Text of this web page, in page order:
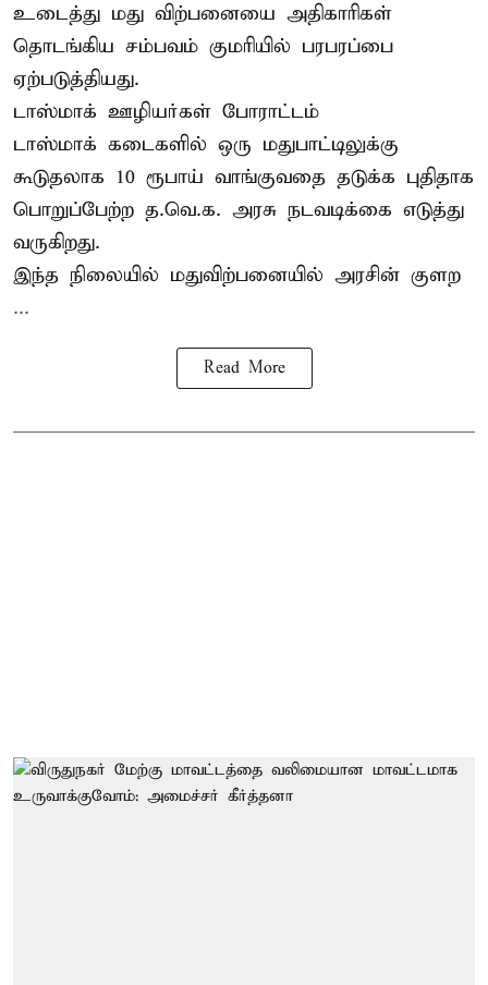
உடைத்து மது விற்பனையை அதிகாரிகள்
தொடங்கிய சம்பவம் குமரியில் பரபரப்பை
ஏற்படுத்தியது.
டாஸ்மாக் ஊழியர்கள் போராட்டம்
டாஸ்மாக் கடைகளில் ஒரு மதுபாட்டிலுக்கு
கூடுதலாக 10 ரூபாய் வாங்குவதை தடுக்க புதிதாக
பொறுப்பேற்ற த.வெ.க. அரசு நடவடிக்கை எடுத்து
வருகிறது.
இந்த நிலையில் மதுவிற்பனையில் அரசின் குளற
...
Read More